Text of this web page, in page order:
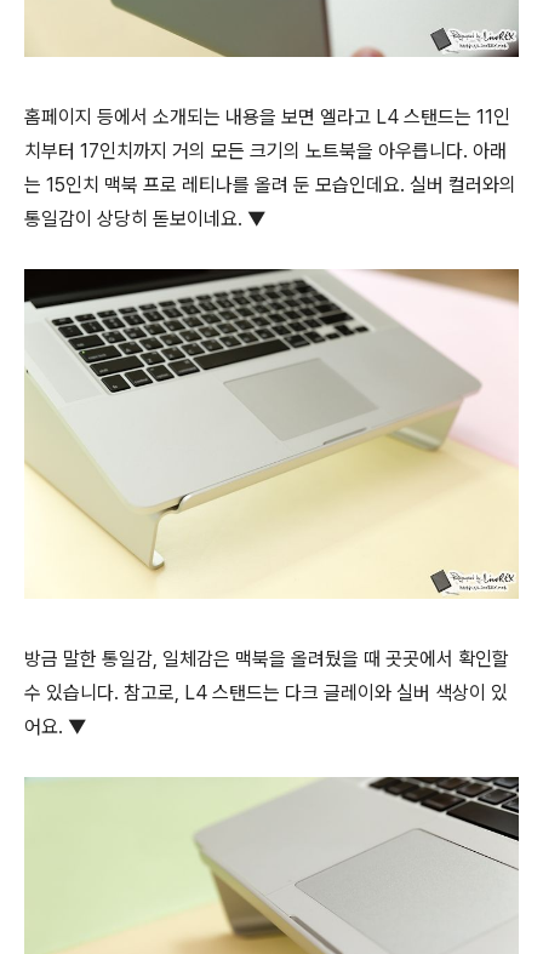
홈페이지 등에서 소개되는 내용을 보면 엘라고 L4 스탠드는 11인
치부터 17인치까지 거의 모든 크기의 노트북을 아우릅니다. 아래
는 15인치 맥북 프로 레티나를 올려 둔 모습인데요. 실버 컬러와의
통일감이 상당히 돋보이네요. ▼
방금 말한 통일감, 일체감은 맥북을 올려뒀을 때 곳곳에서 확인할
수 있습니다. 참고로, L4 스탠드는 다크 글레이와 실버 색상이 있
어요. ▼